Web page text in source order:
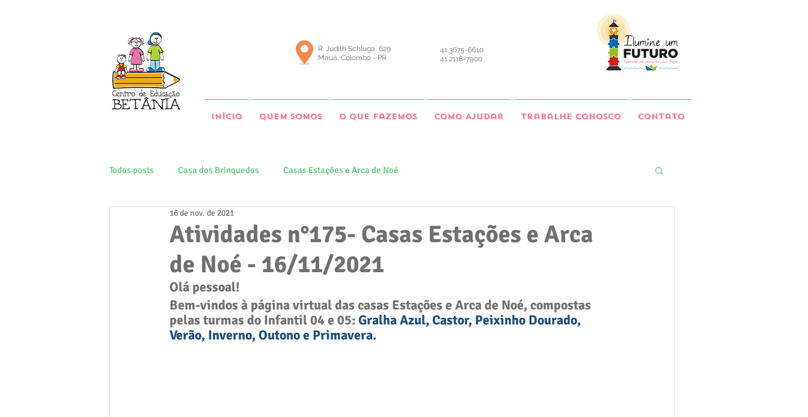
R. Judith Schluga, 629
Mauá, Colombo - PR
41 3675-6610
41 2118-7900
Início Quem somos O que fazemos Como Ajudar Trabalhe Conosco Contato
Todos posts Casa dos Brinquedos Casas Estações e Arca de Noé
Atividades n°175- Casas Estações e Arca
de Noé - 16/11/2021
16 de nov. de 2021
Olá pessoal!
Bem-vindos à página virtual das casas Estações e Arca de Noé, compostas
pelas turmas do Infantil 04 e 05: Gralha Azul, Castor, Peixinho Dourado,
Verão, Inverno, Outono e Primavera.